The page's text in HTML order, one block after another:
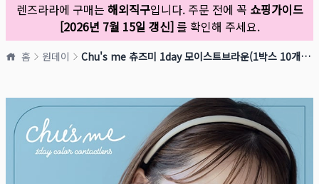
렌즈라라에 구매는 해외직구입니다. 주문 전에 꼭 쇼핑가이드
[2026년 7월 15일 갱신]를 확인해 주세요.
홈 원데이 Chu's me 츄즈미 1day 모이스트브라운(1박스 10개들이)